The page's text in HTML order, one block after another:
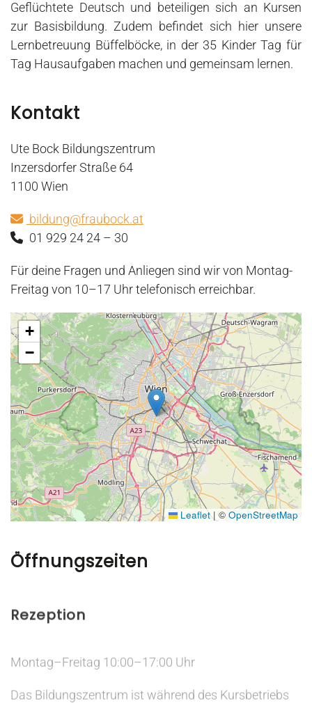
Geflüchtete Deutsch und beteiligen sich an Kursen
zur Basisbildung. Zudem befindet sich hier unsere
Lernbetreuung Büffelböcke, in der 35 Kinder Tag für
Tag Hausaufgaben machen und gemeinsam lernen.
Kontakt
Ute Bock Bildungszentrum
Inzersdorfer Straße 64
1100 Wien
bildung@fraubock.at
01 929 24 24 – 30
Für deine Fragen und Anliegen sind wir von Montag-
Freitag von 10–17 Uhr telefonisch erreichbar.
+
−
Leaflet | © OpenStreetMap
Öffnungszeiten
Rezeption
sowie zu den Lernbetreuungszeiten der Büffelböcke